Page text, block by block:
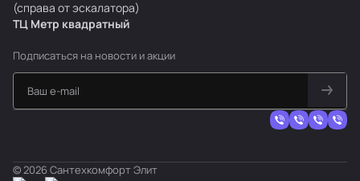
i
o
(справа от эскалатора)
ТЦ Метр квадратный
Подписаться на новости и акции
© 2026 Сантехкомфорт Элит